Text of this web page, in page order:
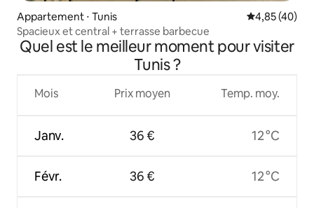
Appartement ⋅ Tunis Évaluation
4,85 (40)
Spacieux et central + terrasse barbecue
Quel est le meilleur moment pour visiter
Tunis ?
Mois
Janv.
Févr.
Prix moyen
36 €
36 €
Temp. moy.
12 °C
12 °C